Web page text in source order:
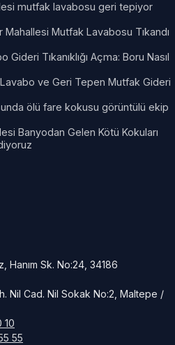
mutfak lavabosu geri tepiyor
Mutfak Lavabosu Tıkandı
Tıkanıklığı Açma: Boru Nasıl
ve Geri Tepen Mutfak Gideri
ölü fare kokusu görüntülü ekip
Banyodan Gelen Kötü Kokuları
Hanım Sk. No:24, 34186
Nil Cad. Nil Sokak No:2, Maltepe /
10
55